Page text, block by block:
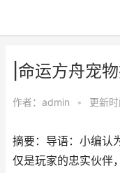
|命运方舟宠
作者： admin • 更新
摘要：导语：小编认
仅是玩家的忠实伙伴